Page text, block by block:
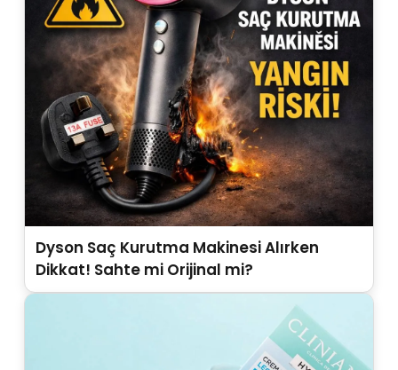
Dyson Saç Kurutma Makinesi Alırken
Dikkat! Sahte mi Orijinal mi?